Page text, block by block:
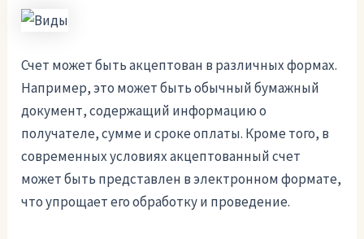
Счет может быть акцептован в различных формах.
Например, это может быть обычный бумажный
документ, содержащий информацию о
получателе, сумме и сроке оплаты. Кроме того, в
современных условиях акцептованный счет
может быть представлен в электронном формате,
что упрощает его обработку и проведение.